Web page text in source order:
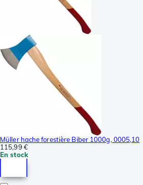
Müller hache forestière Biber 1000g, 0005,10
115,99 €
En stock